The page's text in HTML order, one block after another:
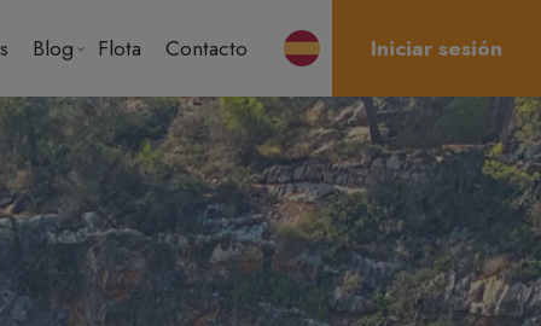
Blog Flota Contacto Iniciar sesión